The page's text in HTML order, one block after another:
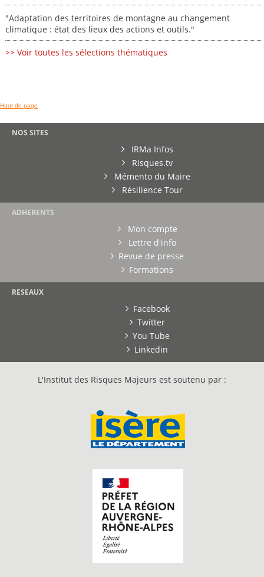
"Adaptation des territoires de montagne au changement
climatique : état des lieux des actions et outils."
>> Voir toutes les sélections thématiques
Haut de page
NOS SITES
IRMa Infos
Risques.tv
Mémento du Maire
Résilience Tour
ADHERENTS
Mon compte
Lettre d'info
Revue de presse
Formations
RESEAUX
Facebook
Twitter
You Tube
Linkedin
L'Institut des Risques Majeurs est soutenu par :